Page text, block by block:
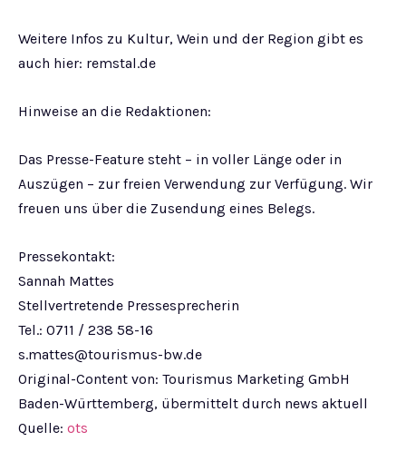
Weitere Infos zu Kultur, Wein und der Region gibt es
auch hier: remstal.de
Hinweise an die Redaktionen:
Das Presse-Feature steht – in voller Länge oder in
Auszügen – zur freien Verwendung zur Verfügung. Wir
freuen uns über die Zusendung eines Belegs.
Pressekontakt:
Sannah Mattes
Stellvertretende Pressesprecherin
Tel.: 0711 / 238 58-16
s.mattes@tourismus-bw.de
Original-Content von: Tourismus Marketing GmbH
Baden-Württemberg, übermittelt durch news aktuell
Quelle: ots